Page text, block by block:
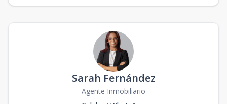
Sarah Fernández
Agente Inmobiliario